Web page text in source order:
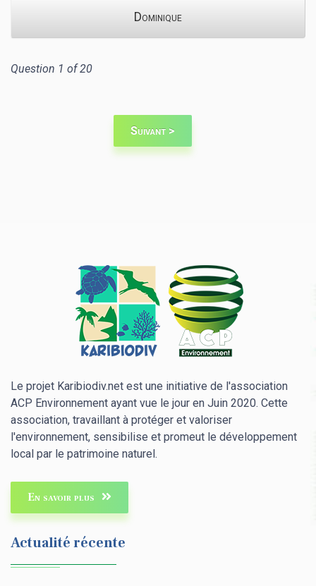
Dominique
Question 1 of 20
Le projet Karibiodiv.net est une initiative de l'association
ACP Environnement ayant vue le jour en Juin 2020. Cette
association, travaillant à protéger et valoriser
l'environnement, sensibilise et promeut le développement
local par le patrimoine naturel.
En savoir plus
Actualité récente